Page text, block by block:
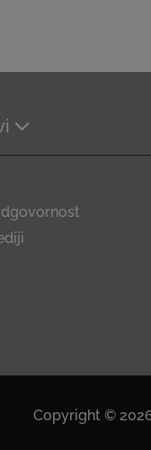
Copyright ©